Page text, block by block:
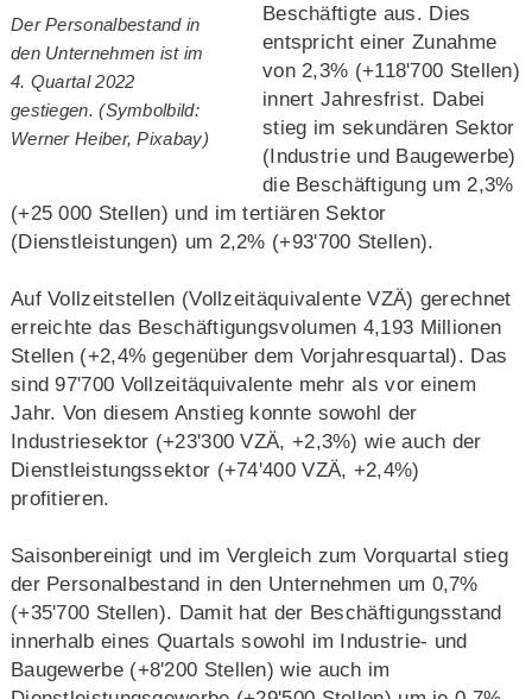
Der Personalbestand in
den Unternehmen ist im
4. Quartal 2022
gestiegen. (Symbolbild:
Werner Heiber, Pixabay)
Beschäftigte aus. Dies
entspricht einer Zunahme
von 2,3% (+118'700 Stellen)
innert Jahresfrist. Dabei
stieg im sekundären Sektor
(Industrie und Baugewerbe)
die Beschäftigung um 2,3%
(+25 000 Stellen) und im tertiären Sektor
(Dienstleistungen) um 2,2% (+93'700 Stellen).
Auf Vollzeitstellen (Vollzeitäquivalente VZÄ) gerechnet
erreichte das Beschäftigungsvolumen 4,193 Millionen
Stellen (+2,4% gegenüber dem Vorjahresquartal). Das
sind 97'700 Vollzeitäquivalente mehr als vor einem
Jahr. Von diesem Anstieg konnte sowohl der
Industriesektor (+23'300 VZÄ, +2,3%) wie auch der
Dienstleistungssektor (+74'400 VZÄ, +2,4%)
profitieren.
Saisonbereinigt und im Vergleich zum Vorquartal stieg
der Personalbestand in den Unternehmen um 0,7%
(+35'700 Stellen). Damit hat der Beschäftigungsstand
innerhalb eines Quartals sowohl im Industrie- und
Baugewerbe (+8'200 Stellen) wie auch im